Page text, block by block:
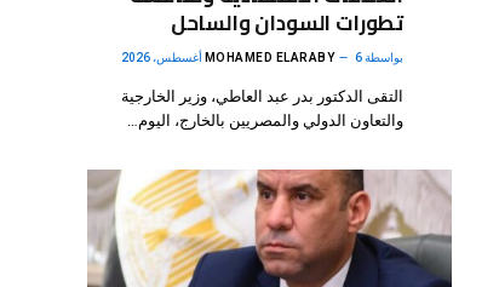
تطورات السودان والساحل
بواسطة MOHAMED ELARABY 6 أغسطس، 2026
التقى الدكتور بدر عبد العاطي، وزير الخارجية
والتعاون الدولي والمصريين بالخارج، اليوم…